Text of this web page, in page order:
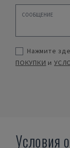
Нажмите
ПОКУПКИ и
Условия